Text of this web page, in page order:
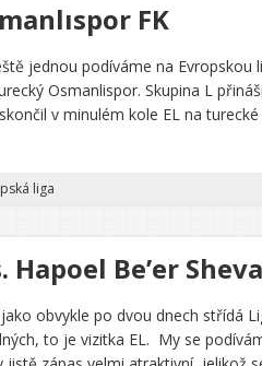
FK
jednou podíváme na Evropskou
Osmanlispor. Skupina L
v minulém kole EL na
liga
Be’er Sheva
obvykle po dvou dnech střídá
to je vizitka EL. My se